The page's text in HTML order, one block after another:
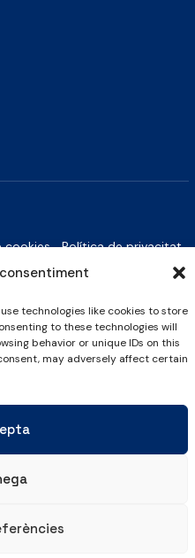
technologies like cookies to store
to these technologies will
behavior or unique IDs on this
may adversely affect certain
cookies Política de privacitat